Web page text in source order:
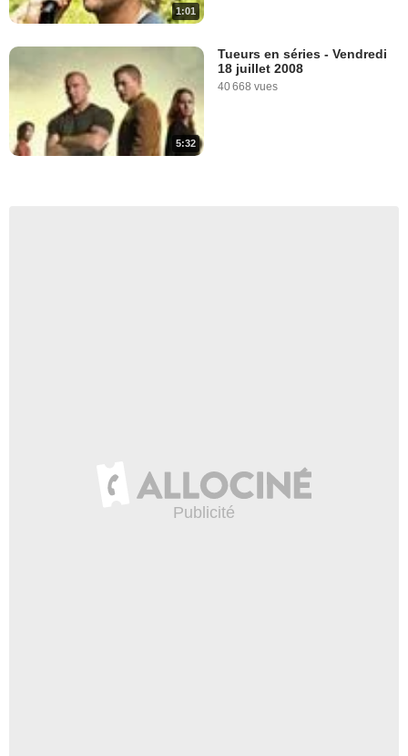
1:01
5:32
Tueurs en séries - Vendredi
18 juillet 2008
40 668 vues